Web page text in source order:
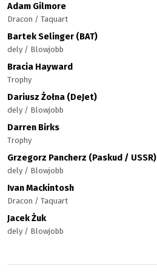
Adam Gilmore
Dracon / Taquart
Bartek Selinger (BAT)
dely / Blowjobb
Bracia Hayward
Trophy
Dariusz Żołna (DeJet)
dely / Blowjobb
Darren Birks
Trophy
Grzegorz Pancherz (Paskud / USSR)
dely / Blowjobb
Ivan Mackintosh
Dracon / Taquart
Jacek Żuk
dely / Blowjobb